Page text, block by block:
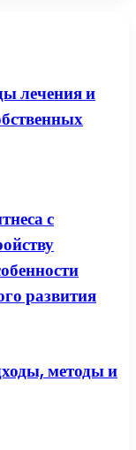
лечения и
с
развития
методы и